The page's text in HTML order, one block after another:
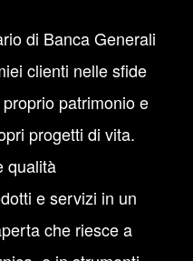
di Banca Generali
clienti nelle sfide
patrimonio e
progetti di vita.
qualità
e servizi in un
che riesce a